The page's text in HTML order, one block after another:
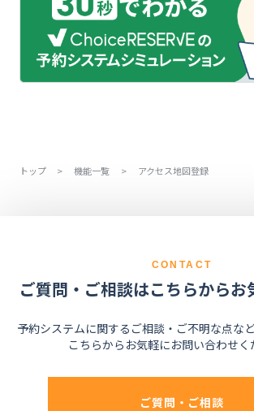
トップ > 機能一覧 > アクセス地図登録
CONTACT
ご質問・ご相談はこちらからお
予約システムに関するご相談・ご不明な点な
こちらからお気軽にお問い合わせく
ご質問・ご相談